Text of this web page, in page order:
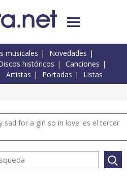
musicales
Novedades
históricos
Canciones
Artistas Portadas Listas
sad for a girl so in love' es el tercer